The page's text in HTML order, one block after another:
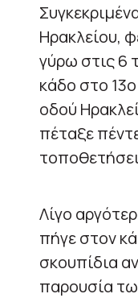
Ηρακλείου,
γύρω στις 6
κάδο στο
οδού
πέταξε
Λίγο
πήγε στον
σκουπίδια
παρουσία